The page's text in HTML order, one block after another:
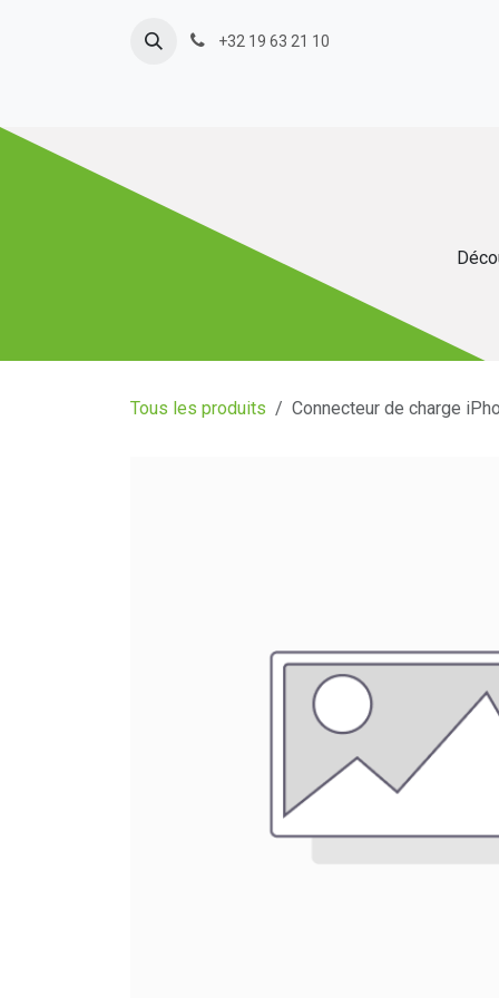
+32 19 63 21 10
Tous les produits Connecteur de charge